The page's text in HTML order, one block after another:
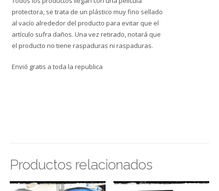
protectora, se trata de un plástico muy fino sellado
al vacío alrededor del producto para evitar que el
artículo sufra daños. Una vez retirado, notará que
el producto no tiene raspaduras ni raspaduras.
Envió gratis a toda la republica
Productos relacionados